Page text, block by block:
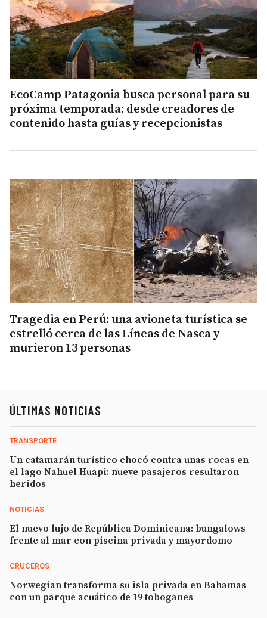
EcoCamp Patagonia busca personal para su
próxima temporada: desde creadores de
contenido hasta guías y recepcionistas
Tragedia en Perú: una avioneta turística se
estrelló cerca de las Líneas de Nasca y
murieron 13 personas
ÚLTIMAS NOTICIAS
TRANSPORTE
Un catamarán turístico chocó contra unas rocas en
el lago Nahuel Huapi: nueve pasajeros resultaron
heridos
NOTICIAS
El nuevo lujo de República Dominicana: bungalows
frente al mar con piscina privada y mayordomo
CRUCEROS
Norwegian transforma su isla privada en Bahamas
con un parque acuático de 19 toboganes